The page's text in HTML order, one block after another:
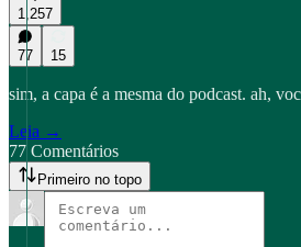
1,257
77 15
sim, a capa é a mesma do podcast. ah,
Leia →
77 Comentários
Primeiro no topo